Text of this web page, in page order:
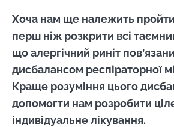
Хоча нам ще належить
перш ніж розкрити всі
що алергічний риніт
дисбалансом респіраторної
Краще розуміння цього
допомогти нам розробити
індивідуальне лікування.